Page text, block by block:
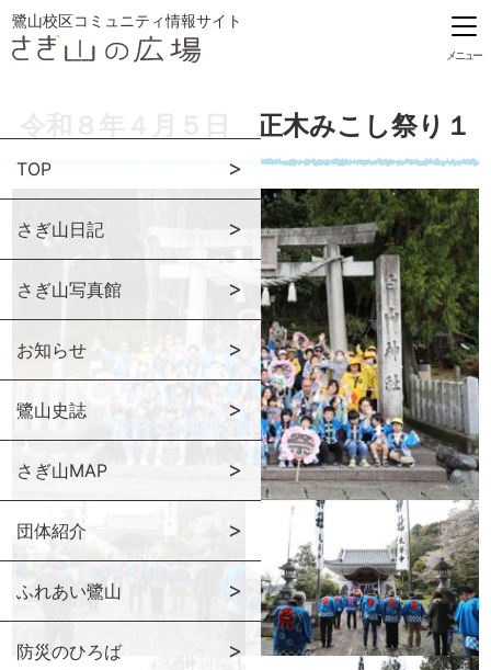
鷺山校区コミュニティ情報サイト
メニュー
TOP
さぎ山日記
さぎ山写真館
お知らせ
鷺山史誌
さぎ山MAP
団体紹介
ふれあい鷺山
防災のひろば
令和８年４月５日 正木みこし祭り１